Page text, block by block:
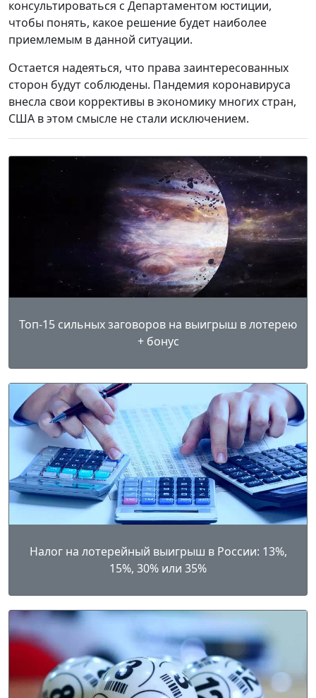
консультироваться с Департаментом юстиции,
чтобы понять, какое решение будет наиболее
приемлемым в данной ситуации.
Остается надеяться, что права заинтересованных
сторон будут соблюдены. Пандемия коронавируса
внесла свои коррективы в экономику многих стран,
США в этом смысле не стали исключением.
Топ-15 сильных заговоров на выигрыш в лотерею
+ бонус
Налог на лотерейный выигрыш в России: 13%,
15%, 30% или 35%